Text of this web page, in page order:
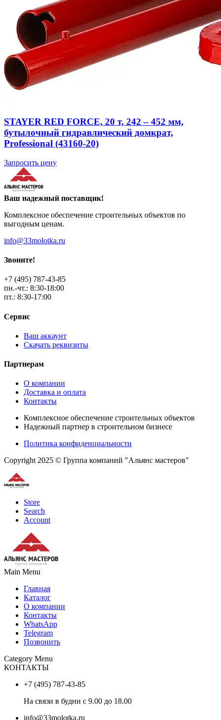
STAYER RED FORCE, 20 т, 242 – 452 мм,
бутылочный гидравлический домкрат,
Professional (43160-20)
Запросить цену
Ваш надежный поставщик!
Комплексное обеспечение строительных объектов по
выгодным ценам.
info@33molotka.ru
Звоните!
+7 (495) 787-43-85
пн.-чт.: 8:30-18:00
пт.: 8:30-17:00
Сервис
Ваш аккаунт
Скачать реквизиты
Партнерам
О компании
Доставка и оплата
Контакты
Комплексное обеспечение строительных объектов
Надежный партнер в строительном бизнесе
Политика конфиденциальности
Copyright 2025 © Группа компаний "Альянс мастеров"
Store
Search
Account
Main Menu
Главная
Каталог
О компании
Контакты
WhatsApp
Telegram
Позвонить
Category Menu
КОНТАКТЫ
+7 (495) 787-43-85
На связи в будни с 9.00 до 18.00
info@33molotka.ru